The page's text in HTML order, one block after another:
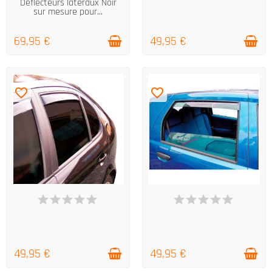
sur mesure pour...
69,95 € 49,95 €
DERNIERS ARTICLES EN STOCK
favorite_border
49,95 €
DERNIERS ARTICLES EN STOCK
favorite_border
49,95 €